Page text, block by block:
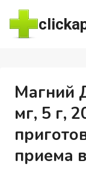
Перейти
содержимому
Магний
мг, 5 г,
приема